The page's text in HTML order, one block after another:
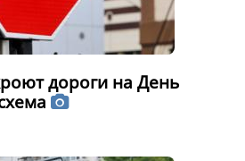
дороги на День